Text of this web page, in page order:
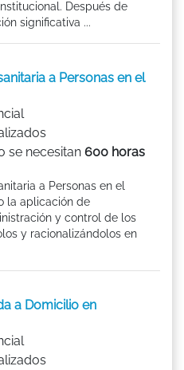
Después de
significativa ...
a Personas en el
se necesitan 600 horas
a Personas en el
la aplicación de
y control de los
y racionalizándolos en
a Domicilio en